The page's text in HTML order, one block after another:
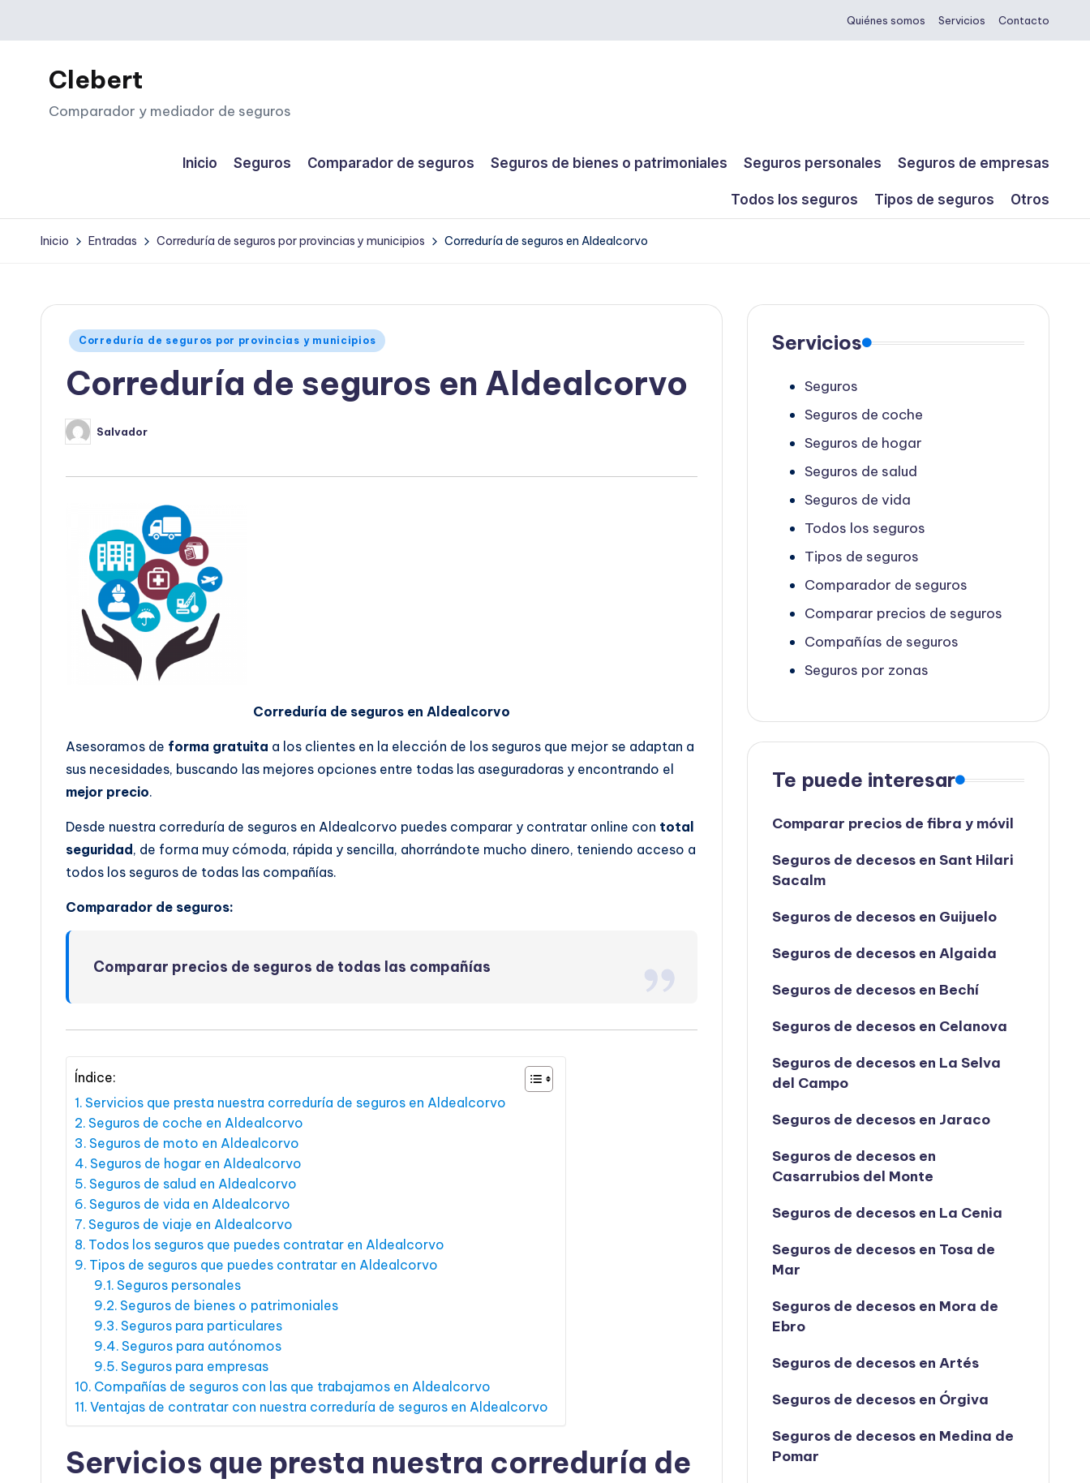
Saltar
contenido
Quiénes somos Servicios Contacto
Clebert
Comparador y mediador de seguros
Inicio Seguros Comparador de seguros Seguros de bienes o patrimoniales Seguros personales Seguros de empresas
Todos los seguros Tipos de seguros Otros
Inicio Entradas Correduría de seguros por provincias y municipios Correduría de seguros en Aldealcorvo
Publicado
Correduría de seguros por provincias y municipios
Correduría de seguros en Aldealcorvo
Publicado
por
Salvador
Correduría de seguros en Aldealcorvo
Asesoramos de forma gratuita a los clientes en la elección de los seguros que mejor se adaptan a
sus necesidades, buscando las mejores opciones entre todas las aseguradoras y encontrando el
mejor precio.
Desde nuestra correduría de seguros en Aldealcorvo puedes comparar y contratar online con total
seguridad , de forma muy cómoda, rápida y sencilla, ahorrándote mucho dinero, teniendo acceso a
todos los seguros de todas las compañías.
Comparador de seguros:
Comparar precios de seguros de todas las compañías
Índice:
Servicios que presta nuestra correduría de seguros en Aldealcorvo
Seguros de coche en Aldealcorvo
Seguros de moto en Aldealcorvo
Seguros de hogar en Aldealcorvo
Seguros de salud en Aldealcorvo
Seguros de vida en Aldealcorvo
Seguros de viaje en Aldealcorvo
Todos los seguros que puedes contratar en Aldealcorvo
Tipos de seguros que puedes contratar en Aldealcorvo
Seguros personales
Seguros de bienes o patrimoniales
Seguros para particulares
Seguros para autónomos
Seguros para empresas
Compañías de seguros con las que trabajamos en Aldealcorvo
Ventajas de contratar con nuestra correduría de seguros en Aldealcorvo
Servicios que presta nuestra correduría de
Servicios
Seguros
Seguros de coche
Seguros de hogar
Seguros de salud
Seguros de vida
Todos los seguros
Tipos de seguros
Comparador de seguros
Comparar precios de seguros
Compañías de seguros
Seguros por zonas
Te puede interesar
Comparar precios de fibra y móvil
Seguros de decesos en Sant Hilari
Sacalm
Seguros de decesos en Guijuelo
Seguros de decesos en Algaida
Seguros de decesos en Bechí
Seguros de decesos en Celanova
Seguros de decesos en La Selva
del Campo
Seguros de decesos en Jaraco
Seguros de decesos en
Casarrubios del Monte
Seguros de decesos en La Cenia
Seguros de decesos en Tosa de
Mar
Seguros de decesos en Mora de
Ebro
Seguros de decesos en Artés
Seguros de decesos en Órgiva
Seguros de decesos en Medina de
Pomar